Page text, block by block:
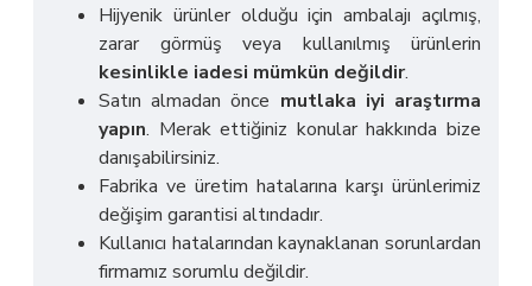
Hijyenik ürünler olduğu için ambalajı açılmış,
zarar görmüş veya kullanılmış ürünlerin
kesinlikle iadesi mümkün değildir.
Satın almadan önce mutlaka iyi araştırma
yapın. Merak ettiğiniz konular hakkında bize
danışabilirsiniz.
Fabrika ve üretim hatalarına karşı ürünlerimiz
değişim garantisi altındadır.
Kullanıcı hatalarından kaynaklanan sorunlardan
firmamız sorumlu değildir.